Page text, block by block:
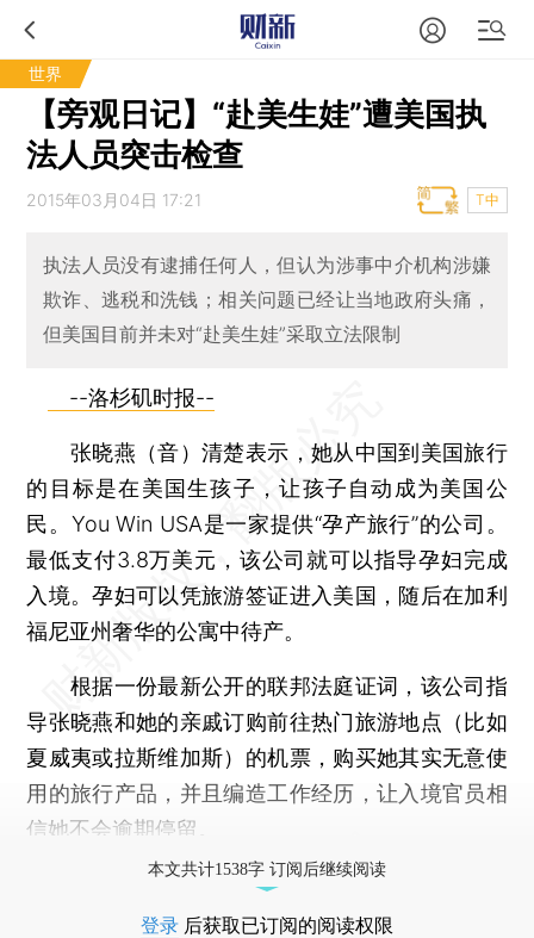
世界
【旁观日记】“赴美生娃”遭美国执
法人员突击检查
2015年03月04日 17:21 T中
执法人员没有逮捕任何人，但认为涉事中介机构涉嫌
欺诈、逃税和洗钱；相关问题已经让当地政府头痛，
但美国目前并未对“赴美生娃”采取立法限制
--洛杉矶时报--
张晓燕（音）清楚表示，她从中国到美国旅行
的目标是在美国生孩子，让孩子自动成为美国公
民。You Win USA是一家提供“孕产旅行”的公司。
最低支付3.8万美元，该公司就可以指导孕妇完成
入境。孕妇可以凭旅游签证进入美国，随后在加利
福尼亚州奢华的公寓中待产。
根据一份最新公开的联邦法庭证词，该公司指
导张晓燕和她的亲戚订购前往热门旅游地点（比如
夏威夷或拉斯维加斯）的机票，购买她其实无意使
用的旅行产品，并且编造工作经历，让入境官员相
信她不会逾期停留。
本文共计1538字 订阅后继续阅读
登录 后获取已订阅的阅读权限